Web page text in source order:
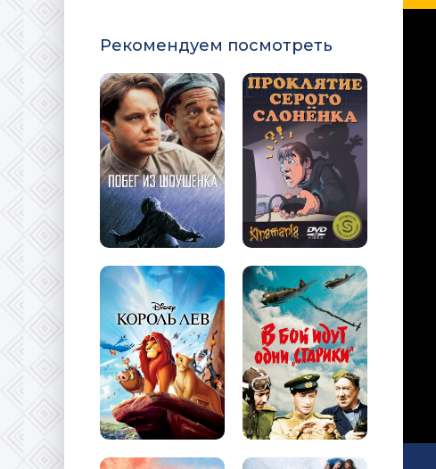
Рекомендуем посмотреть